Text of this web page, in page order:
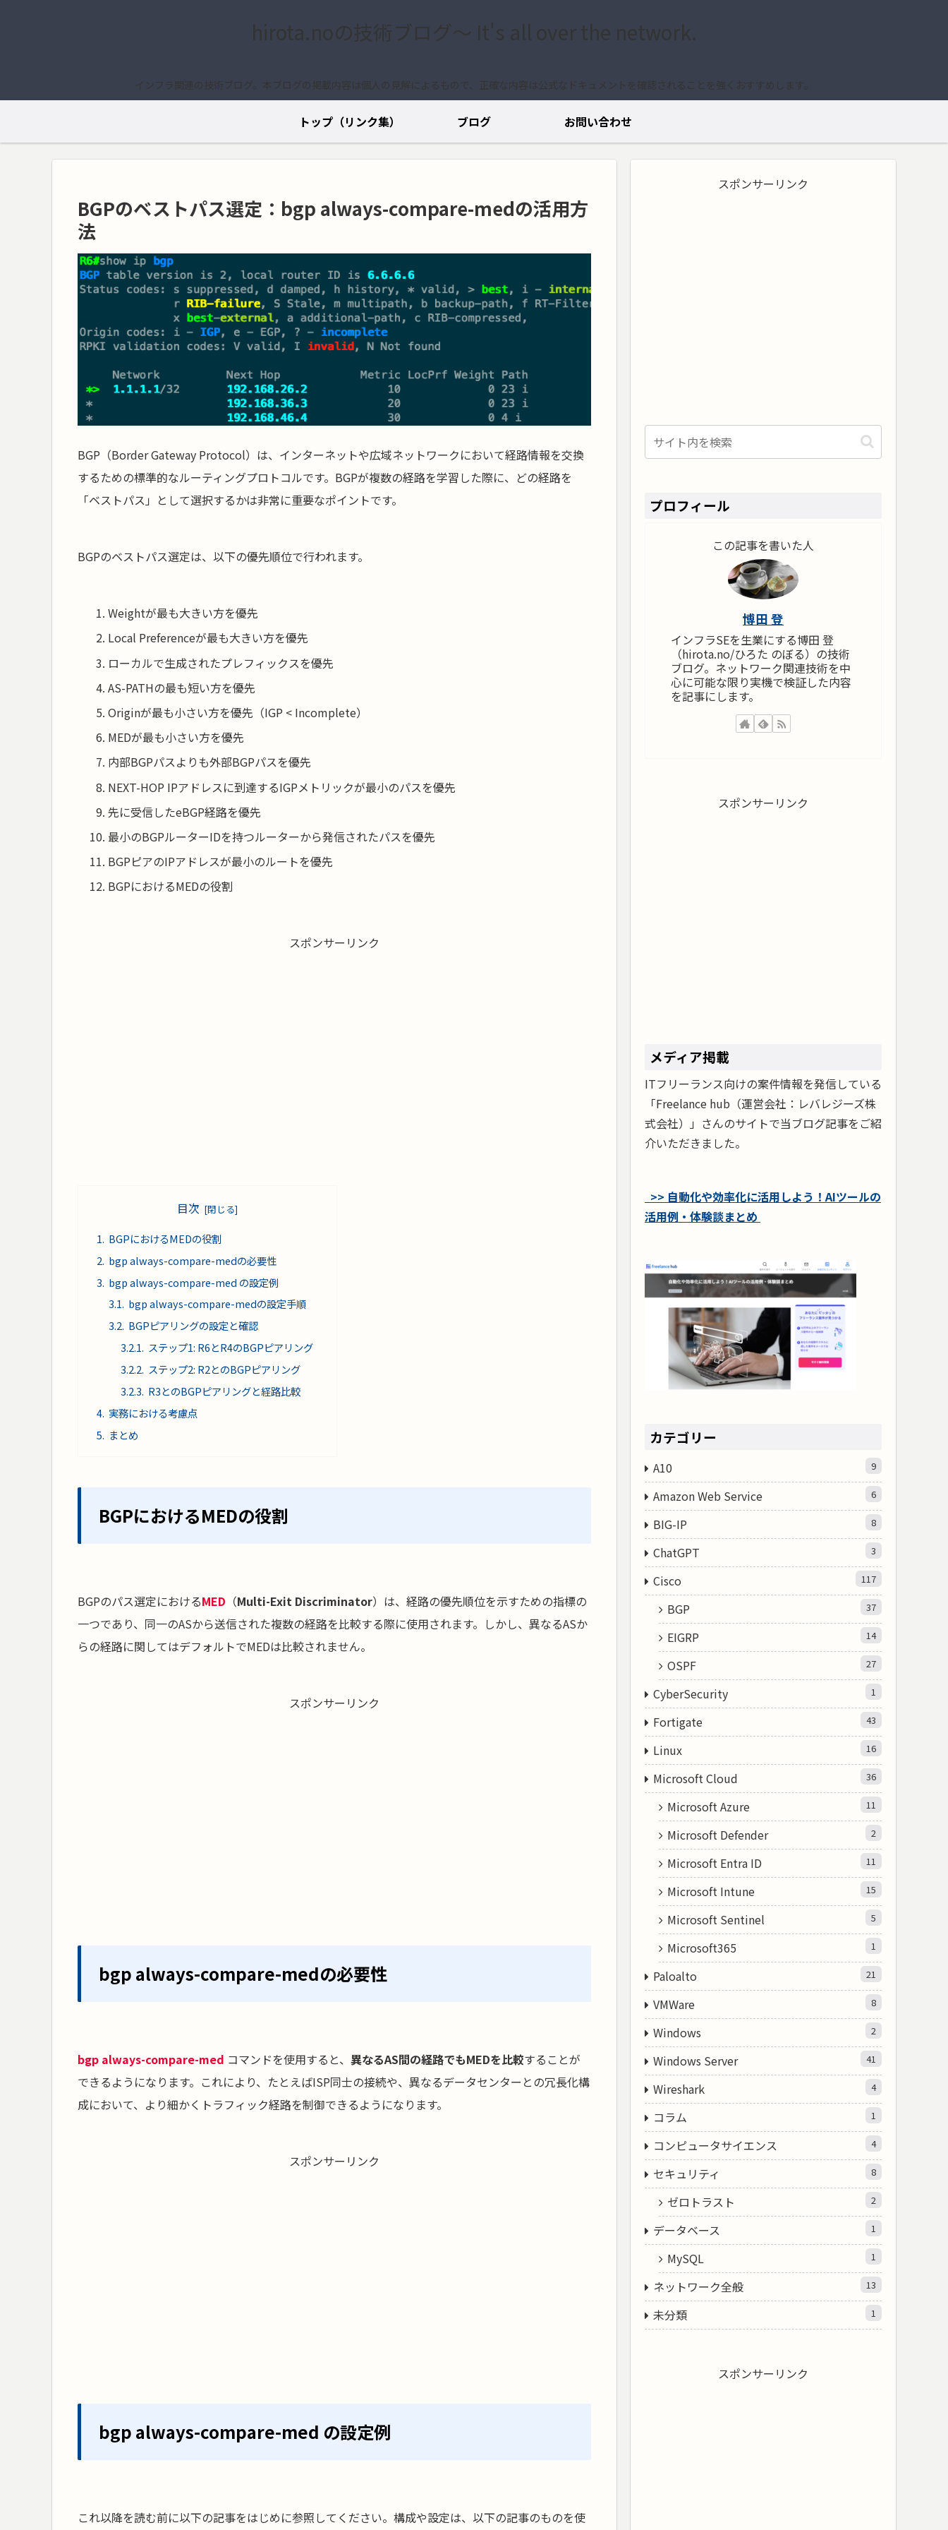
hirota.noの技術ブログ〜 It's all over the network.
インフラ関連の技術ブログ。本ブログの掲載内容は個人の見解によるもので、正確な内容は公式なドキュメントを確認されることを強くおすすめします。
トップ（リンク集） ブログ お問い合わせ
BGPのベストパス選定：bgp always-compare-medの活用方
法
BGP（Border Gateway Protocol）は、インターネットや広域ネットワークにおいて経路情報を交換
するための標準的なルーティングプロトコルです。BGPが複数の経路を学習した際に、どの経路を
「ベストパス」として選択するかは非常に重要なポイントです。
BGPのベストパス選定は、以下の優先順位で行われます。
Weightが最も大きい方を優先
Local Preferenceが最も大きい方を優先
ローカルで生成されたプレフィックスを優先
AS-PATHの最も短い方を優先
Originが最も小さい方を優先（IGP < Incomplete）
MEDが最も小さい方を優先
内部BGPパスよりも外部BGPパスを優先
NEXT-HOP IPアドレスに到達するIGPメトリックが最小のパスを優先
先に受信したeBGP経路を優先
最小のBGPルーターIDを持つルーターから発信されたパスを優先
BGPピアのIPアドレスが最小のルートを優先
BGPにおけるMEDの役割
スポンサーリンク
目次
BGPにおけるMEDの役割
bgp always-compare-medの必要性
bgp always-compare-med の設定例
bgp always-compare-medの設定手順
BGPピアリングの設定と確認
ステップ1: R6とR4のBGPピアリング
ステップ2: R2とのBGPピアリング
R3とのBGPピアリングと経路比較
実務における考慮点
まとめ
BGPにおけるMEDの役割
BGPのパス選定におけるMED （Multi-Exit Discriminator）は、経路の優先順位を示すための指標の
一つであり、同一のASから送信された複数の経路を比較する際に使用されます。しかし、異なるASか
らの経路に関してはデフォルトでMEDは比較されません。
スポンサーリンク
bgp always-compare-medの必要性
bgp always-compare-med コマンドを使用すると、 異なるAS間の経路でもMEDを比較することが
できるようになります。これにより、たとえばISP同士の接続や、異なるデータセンターとの冗長化構
成において、より細かくトラフィック経路を制御できるようになります。
スポンサーリンク
bgp always-compare-med の設定例
これ以降を読む前に以下の記事をはじめに参照してください。構成や設定は、以下の記事のものを使
スポンサーリンク
プロフィール
この記事を書いた人
博田 登
インフラSEを生業にする博田 登
（hirota.no/ひろた のぼる）の技術
ブログ。ネットワーク関連技術を中
心に可能な限り実機で検証した内容
を記事にします。
スポンサーリンク
メディア掲載
ITフリーランス向けの案件情報を発信している
「Freelance hub（運営会社：レバレジーズ株
式会社）」さんのサイトで当ブログ記事をご紹
介いただきました。
>> 自動化や効率化に活用しよう！AIツールの
活用例・体験談まとめ
カテゴリー
A10 9
Amazon Web Service 6
BIG-IP 8
ChatGPT 3
Cisco 117
BGP 37
EIGRP 14
OSPF 27
CyberSecurity 1
Fortigate 43
Linux 16
Microsoft Cloud 36
Microsoft Azure 11
Microsoft Defender 2
Microsoft Entra ID 11
Microsoft Intune 15
Microsoft Sentinel 5
Microsoft365 1
Paloalto 21
VMWare 8
Windows 2
Windows Server 41
Wireshark 4
コラム 1
コンピュータサイエンス 4
セキュリティ 8
ゼロトラスト 2
データベース 1
MySQL 1
ネットワーク全般 13
未分類 1
スポンサーリンク